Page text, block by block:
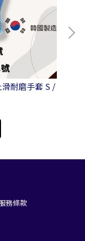
耐磨手套 S /
務條款